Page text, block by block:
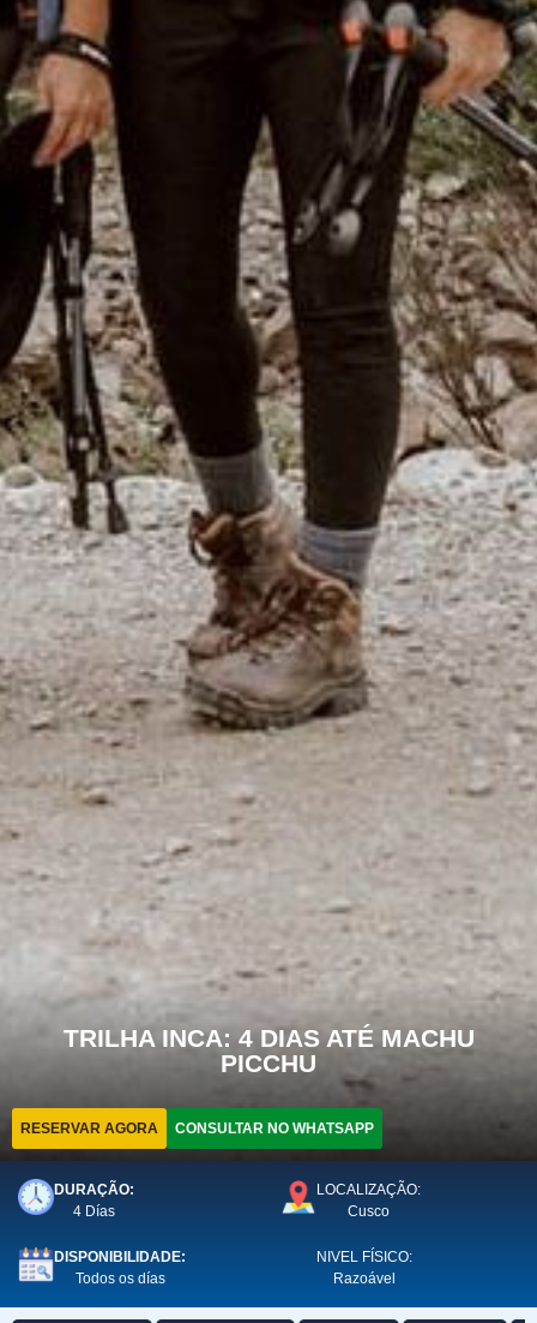
TRILHA INCA: 4 DIAS ATÉ MACHU
PICCHU
RESERVAR AGORA CONSULTAR NO WHATSAPP
DURAÇÃO:
4 Días
LOCALIZAÇÃO:
Cusco
DISPONIBILIDADE:
Todos os días
NIVEL FÍSICO:
Razoável